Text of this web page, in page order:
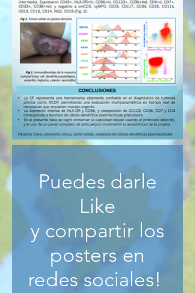
Puedes darle
Like
y compartir los
posters en
redes sociales!